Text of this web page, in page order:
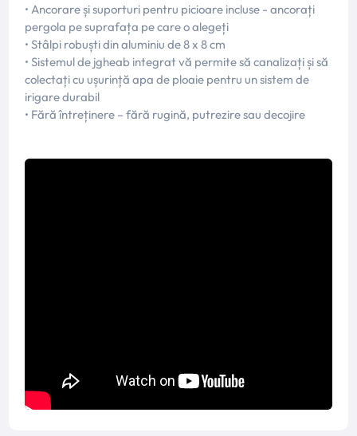
• Ancorare și suporturi pentru picioare incluse - ancorați
pergola pe suprafața pe care o alegeți
• Stâlpi robuști din aluminiu de 8 x 8 cm
• Sistemul de jgheab integrat vă permite să canalizați și să
colectați cu ușurință apa de ploaie pentru un sistem de
irigare durabil
• Fără întreținere – fără rugină, putrezire sau decojire